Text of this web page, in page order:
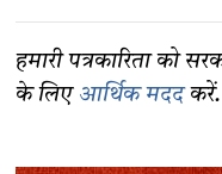
हमारी पत्रकारिता को
के लिए आर्थिक मददकरें.